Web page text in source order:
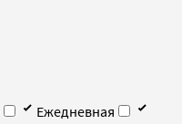
Ежедневная